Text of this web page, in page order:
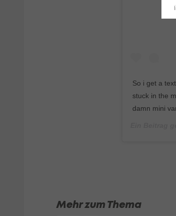
So i get a
stuck in the
damn mini
Mehr zum Thema